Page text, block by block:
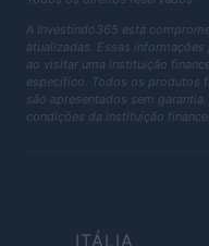
A Investindo365 está
atualizadas. Essas
ao visitar uma instituição
específico. Todos os produtos
são apresentados sem
condições da instituição
ITÁLIA